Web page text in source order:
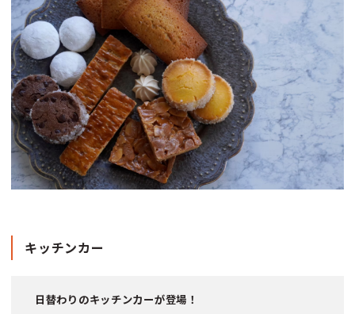
キッチンカー
日替わりのキッチンカーが登場！